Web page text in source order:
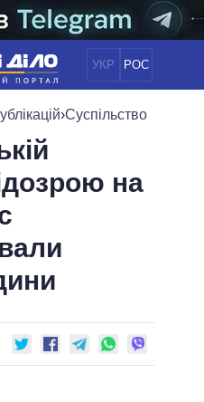
УКР РОС
ПОЛІТИКА
ЕКОНОМІКА
ПОЛІТИКІВ
›Суспільство
на